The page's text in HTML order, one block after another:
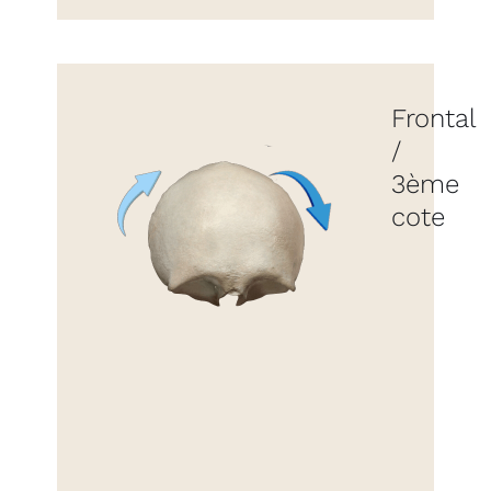
Frontal
/
3ème
cote